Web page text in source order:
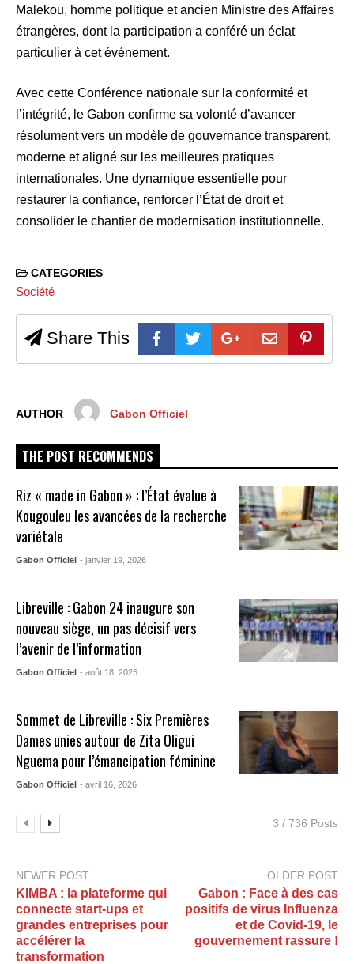
Malekou, homme politique et ancien Ministre des Affaires
étrangères, dont la participation a conféré un éclat
particulier à cet événement.
Avec cette Conférence nationale sur la conformité et
l’intégrité, le Gabon confirme sa volonté d’avancer
résolument vers un modèle de gouvernance transparent,
moderne et aligné sur les meilleures pratiques
internationales. Une dynamique essentielle pour
restaurer la confiance, renforcer l’État de droit et
consolider le chantier de modernisation institutionnelle.
CATEGORIES
Société
Share This
AUTHOR Gabon Officiel
THE POST RECOMMENDS
Riz « made in Gabon » : l’État évalue à
Kougouleu les avancées de la recherche
variétale
Gabon Officiel - janvier 19, 2026
Libreville : Gabon 24 inaugure son
nouveau siège, un pas décisif vers
l’avenir de l’information
Gabon Officiel - août 18, 2025
Sommet de Libreville : Six Premières
Dames unies autour de Zita Oligui
Nguema pour l’émancipation féminine
Gabon Officiel - avril 16, 2026
3 / 736 Posts
NEWER POST
KIMBA : la plateforme qui
connecte start-ups et
grandes entreprises pour
accélérer la
transformation
OLDER POST
Gabon : Face à des cas
positifs de virus Influenza
et de Covid-19, le
gouvernement rassure !